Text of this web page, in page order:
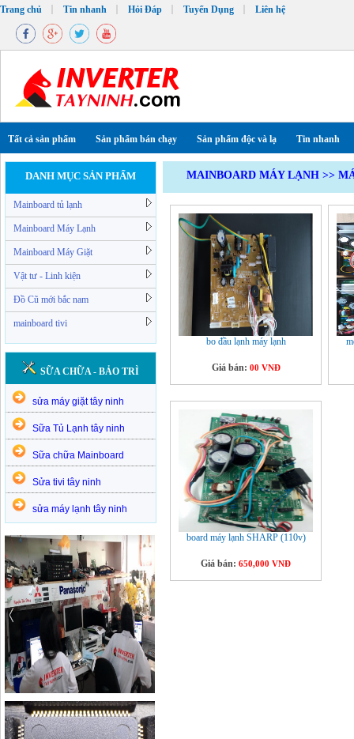
Trang chủ Tin nhanh Hỏi Đáp Tuyển Dụng Liên hệ
Tất cả sản phẩm Sản phẩm bán chạy Sản phẩm độc và lạ Tin nhanh
DANH MỤC SẢN PHẨM
Mainboard tủ lạnh
Mainboard Máy Lạnh
Mainboard Máy Giặt
Vật tư - Linh kiện
Đồ Cũ mới bắc nam
mainboard tivi
SỮA CHỮA - BẢO TRÌ
sửa máy giặt tây ninh
Sữa Tủ Lạnh tây ninh
Sữa chữa Mainboard
Sửa tivi tây ninh
sửa máy lạnh tây ninh
MAINBOARD MÁY LẠNH >>
bo đầu lạnh máy lạnh
Giá bán: 00 VNĐ
board máy lạnh SHARP (110v)
Giá bán: 650,000 VNĐ